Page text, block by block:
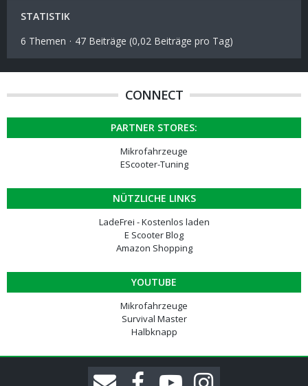
STATISTIK
6 Themen
47 Beiträge (0,02 Beiträge pro Tag)
CONNECT
PARTNER STORES:
Mikrofahrzeuge
EScooter-Tuning
NÜTZLICHE LINKS
LadeFrei - Kostenlos laden
E Scooter Blog
Amazon Shopping
YOUTUBE
Mikrofahrzeuge
Survival Master
Halbknapp